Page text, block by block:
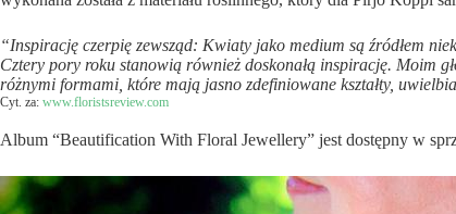
“Inspirację czerpię zewsząd: Kwiaty jako medium są źródłem
Cztery pory roku stanowią również doskonałą inspirację. Moim
różnymi formami, które mają jasno zdefiniowane kształty,
Cyt. za: www.floristsreview.com
Album “Beautification With Floral Jewellery” jest dostępny w